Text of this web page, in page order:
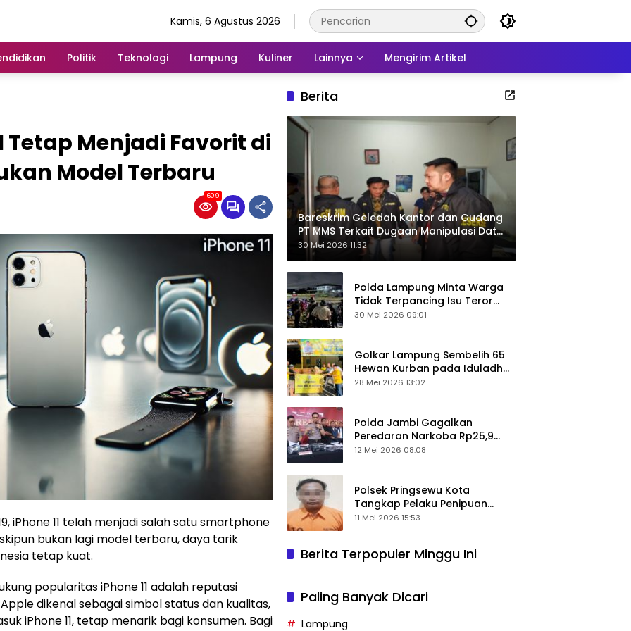
Kamis, 6 Agustus 2026
Politik Teknologi Lampung Kuliner Lainnya Mengirim Artikel
Tetap Menjadi Favorit di
Model Terbaru
609
iPhone 11 telah menjadi salah satu smartphone
bukan lagi model terbaru, daya tarik
tetap kuat.
popularitas iPhone 11 adalah reputasi
dikenal sebagai simbol status dan kualitas,
iPhone 11, tetap menarik bagi konsumen. Bagi
Berita
Bareskrim Geledah Kantor dan Gudang
PT MMS Terkait Dugaan Manipulasi Data
Ekspor Sawit
30 Mei 2026 11:32
Polda Lampung Minta Warga
Tidak Terpancing Isu Teror
Pocong Palsu, Patroli
30 Mei 2026 09:01
Golkar Lampung Sembelih 65
Hewan Kurban pada Iduladha
1447 Hijriah
28 Mei 2026 13:02
Polda Jambi Gagalkan
Peredaran Narkoba Rp25,9
Miliar, Empat Tersangka
12 Mei 2026 08:08
Polsek Pringsewu Kota
Tangkap Pelaku Penipuan
Mobil, Sempat Kabur ke Jambi
11 Mei 2026 15:53
Berita Terpopuler Minggu Ini
Paling Banyak Dicari
Lampung